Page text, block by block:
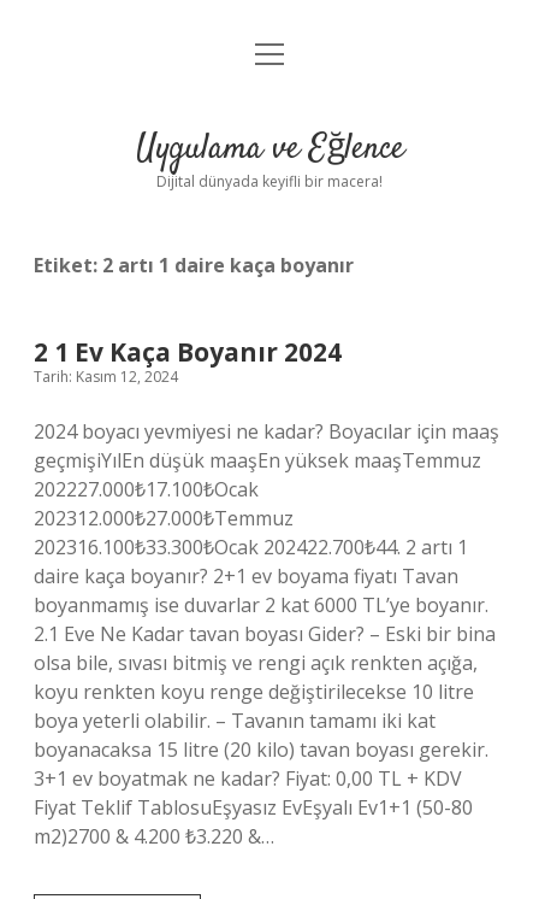
Anasayfa
Yasal Uyarı
menüyü
Uygulama ve Eğlence
Dijital dünyada keyifli bir macera!
Etiket: 2 artı 1 daire kaça boyanır
2 1 Ev Kaça Boyanır 2024
Tarih: Kasım 12, 2024
2024 boyacı yevmiyesi ne kadar? Boyacılar için maaş
geçmişiYılEn düşük maaşEn yüksek maaşTemmuz
202227.000₺17.100₺Ocak
202312.000₺27.000₺Temmuz
202316.100₺33.300₺Ocak 202422.700₺44. 2 artı 1
daire kaça boyanır? 2+1 ev boyama fiyatı Tavan
boyanmamış ise duvarlar 2 kat 6000 TL’ye boyanır.
2.1 Eve Ne Kadar tavan boyası Gider? – Eski bir bina
olsa bile, sıvası bitmiş ve rengi açık renkten açığa,
koyu renkten koyu renge değiştirilecekse 10 litre
boya yeterli olabilir. – Tavanın tamamı iki kat
boyanacaksa 15 litre (20 kilo) tavan boyası gerekir.
3+1 ev boyatmak ne kadar? Fiyat: 0,00 TL + KDV
Fiyat Teklif TablosuEşyasız EvEşyalı Ev1+1 (50-80
m2)2700 & 4.200 ₺3.220 &…